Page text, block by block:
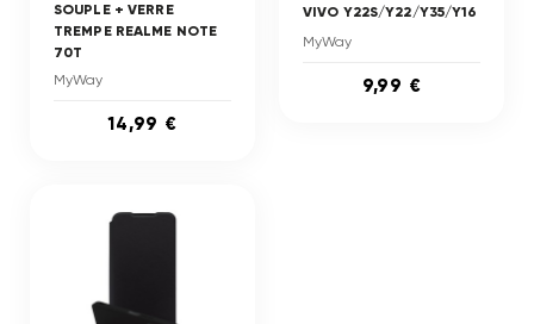
SOUPLE + VERRE
TREMPE REALME NOTE
70T
MyWay
14,99 €
VIVO Y22S/Y22/Y35/Y16
MyWay
9,99 €